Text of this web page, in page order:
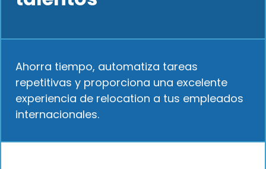
Ahorra tiempo, automatiza tareas
repetitivas y proporciona una excelente
experiencia de relocation a tus empleados
internacionales.